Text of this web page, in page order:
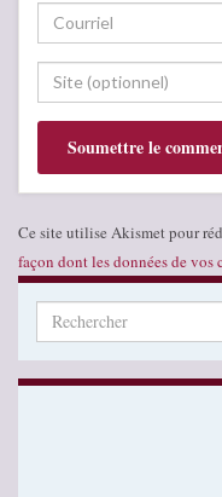
Ce site utilise Akismet pour
façon dont les données de vos
Search for: